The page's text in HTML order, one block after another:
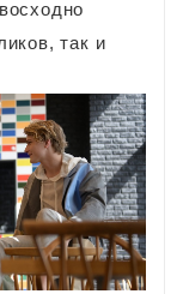
так и